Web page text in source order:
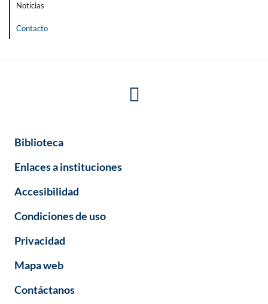
Noticias
Contacto
Biblioteca
Enlaces a instituciones
Accesibilidad
Condiciones de uso
Privacidad
Mapa web
Contáctanos